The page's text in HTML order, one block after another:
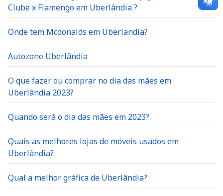
Clube x Flamengo em Uberlândia ?
Onde tem Mcdonalds em Uberlandia?
Autozone Uberlândia
O que fazer ou comprar no dia das mães em
Uberlândia 2023?
Quando será o dia das mães em 2023?
Quais as melhores lojas de móveis usados em
Uberlândia?
Qual a melhor gráfica de Uberlândia?